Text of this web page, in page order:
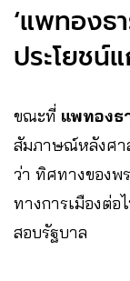
‘แพทองธ
ประโยชน์
ขณะที่ แพทองธ
สัมภาษณ์หลังศา
ว่า ทิศทางของพ
ทางการเมืองต่
สอบรัฐบาล